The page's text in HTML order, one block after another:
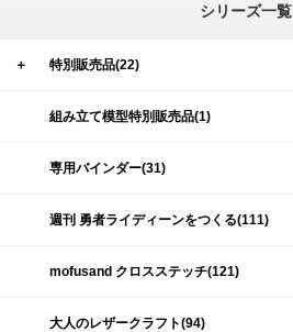
シリーズ一覧
＋ 特別販売品(22)
組み立て模型特別販売品(1)
専用バインダー(31)
週刊 勇者ライディーンをつくる(111)
mofusand クロスステッチ(121)
大人のレザークラフト(94)